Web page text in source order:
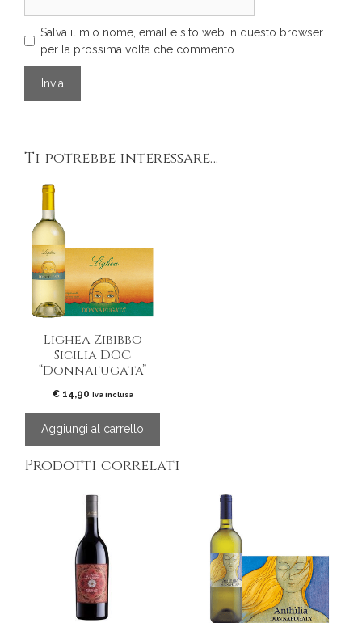
Salva il mio nome, email e sito web in questo browser
per la prossima volta che commento.
Ti potrebbe interessare…
Lighea Zibibbo
Sicilia DOC
“Donnafugata”
€14,90 Iva inclusa
Aggiungi al carrello
Prodotti correlati
Questo
prodotto
varianti.
Le
opzioni
possono